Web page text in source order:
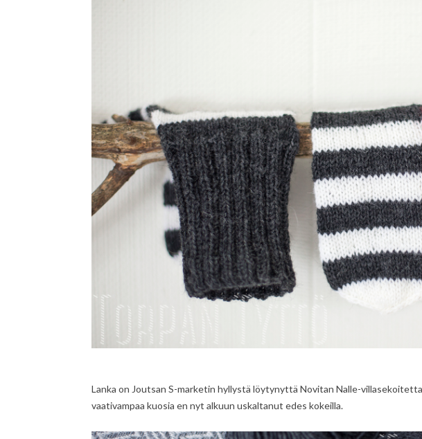
Lanka on Joutsan S-marketin hyllystä löytynyttä Novitan Nalle-
vaativampaa kuosia en nyt alkuun uskaltanut edes kokeilla.